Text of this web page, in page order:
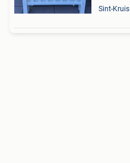
Sint-Kruis